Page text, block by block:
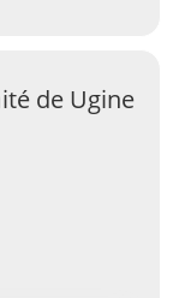
de Ugine